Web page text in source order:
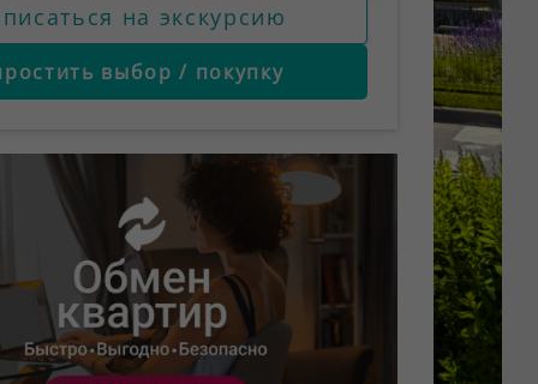
на экскурсию
выбор / покупку